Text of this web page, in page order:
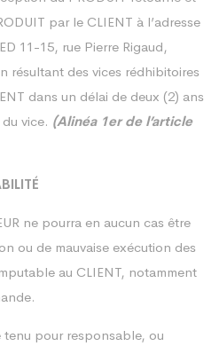
par le CLIENT à l’adresse
11-15, rue Pierre Rigaud,
résultant des vices rédhibitoires
dans un délai de deux (2) ans
vice. (Alinéa 1er de l’article
ne pourra en aucun cas être
ou de mauvaise exécution des
au CLIENT, notamment
tenu pour responsable, ou